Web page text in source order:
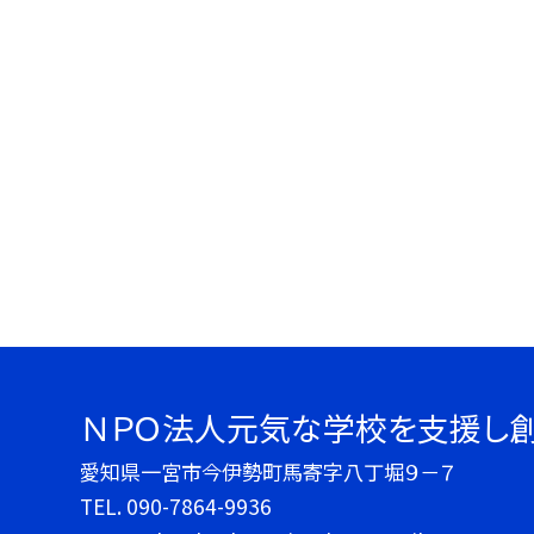
ＮＰＯ法人元気な学校を支援し
愛知県一宮市今伊勢町馬寄字八丁堀９－７
TEL. 090-7864-9936